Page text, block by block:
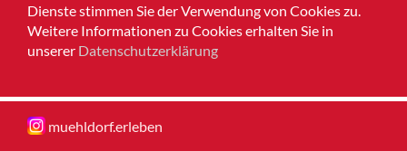
Impressum
Datenschutz
muehldorf.erleben
Dienste stimmen Sie der Verwendung von Cookies zu.
Weitere Informationen zu Cookies erhalten Sie in
unserer Datenschutzerklärung